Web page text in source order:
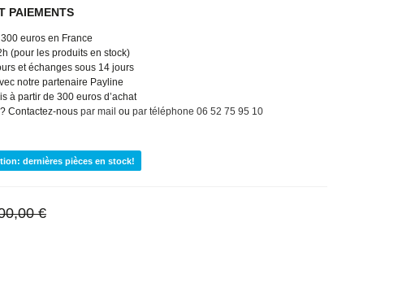
PAIEMENTS
euros en France
(pour les produits en stock)
et échanges sous 14 jours
notre partenaire Payline
à partir de 300 euros d’achat
Contactez-nous par mail ou par téléphone 06 52 75 95 10
dernières pièces en stock!
€